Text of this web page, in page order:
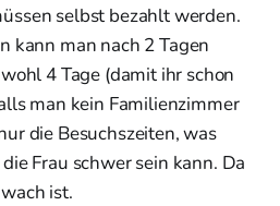
selbst bezahlt werden.
kann man nach 2 Tagen
4 Tage (damit ihr schon
man kein Familienzimmer
die Besuchszeiten, was
Frau schwer sein kann. Da
ist.